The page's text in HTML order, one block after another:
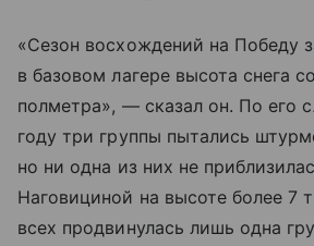
«Сезон восхождений на Победу
в базовом лагере высота снега
полметра», — сказал он. По его
году три группы пытались
но ни одна из них не
Наговициной на высоте более 7
всех продвинулась лишь одна